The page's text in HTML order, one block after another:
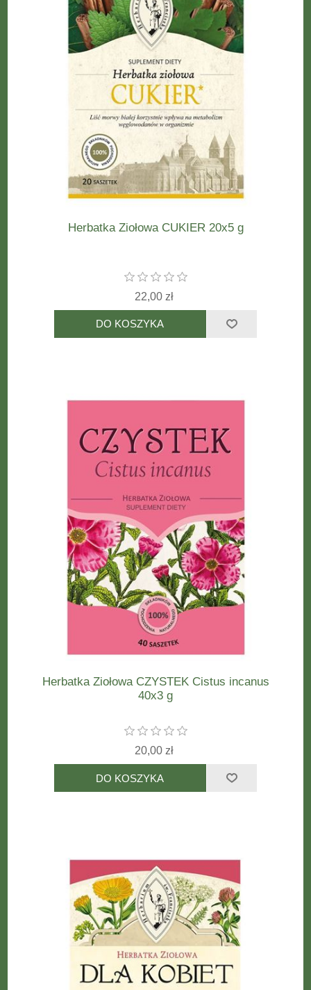
Herbatka Ziołowa CUKIER 20x5 g
22,00 zł
Herbatka Ziołowa CZYSTEK Cistus incanus
40x3 g
20,00 zł